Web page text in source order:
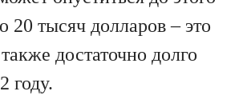
20 тысяч долларов – это
достаточно долго
году.